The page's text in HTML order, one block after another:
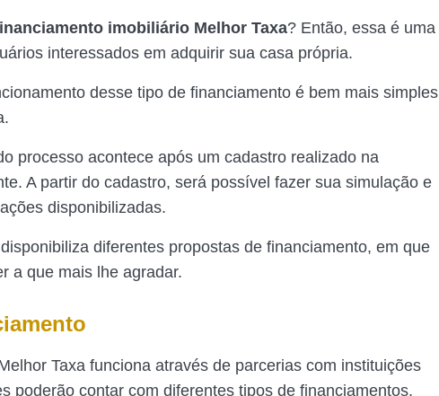
imobiliário Melhor Taxa? Então, essa é uma
interessados em adquirir sua casa própria.
desse tipo de financiamento é bem mais simples
processo acontece após um cadastro realizado na
A partir do cadastro, será possível fazer sua simulação e
disponibilizadas.
diferentes propostas de financiamento, em que
a que mais lhe agradar.
Taxa funciona através de parcerias com instituições
poderão contar com diferentes tipos de financiamentos.